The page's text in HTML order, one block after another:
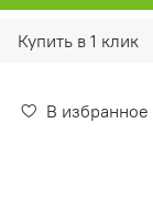
В избранное
Купить в 1 клик